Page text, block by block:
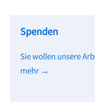
Spenden
Sie wollen unsere
mehr →